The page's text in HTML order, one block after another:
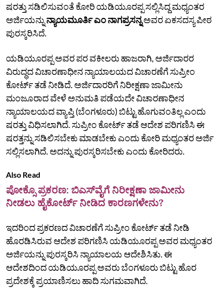
ಷರತ್ತು ಸಡಿಲಿಸುವಂತೆ ಕೋರಿ ಯಡಿಯೂರಪ್ಪ ಸಲ್ಲಿಸಿದ್ದ ಮಧ್ಯಂತರ
ಅರ್ಜಿಯನ್ನುನ್ಯಾಯಮೂರ್ತಿ ಎಂ ನಾಗಪ್ರಸನ್ನಅವರ ಏಕಸದಸ್ಯ ಪೀಠ
ಪುರಸ್ಕರಿಸಿದೆ.
ಯಡಿಯೂರಪ್ಪ ಅವರ‌ ಪರ ವಕೀಲರು ಹಾಜರಾಗಿ, ಅರ್ಜಿದಾರರ
ವಿರುದ್ಧದ ವಿಚಾರಣಾಧೀನ ನ್ಯಾಯಾಲಯದ ವಿಚಾರಣೆಗೆ‌ ಸುಪ್ರೀಂ
ಕೋರ್ಟ್ ತಡೆ ನೀಡಿದೆ. ಅರ್ಜಿದಾರರಿಗೆ ನಿರೀಕ್ಷಣಾ ಜಾಮೀನು
ಮಂಜೂರಾದ ವೇಳೆ ಅನುಮತಿ ಪಡೆಯದೇ ವಿಚಾರಣಾಧೀನ
ನ್ಯಾಯಾಲಯದ ವ್ಯಾಪ್ತಿ (ಬೆಂಗಳೂರು) ಬಿಟ್ಟು ಹೊಗುವಂತಿಲ್ಲ ಎಂದು
ಷರತ್ತು ವಿಧಿಸಲಾಗಿದೆ. ಸುಪ್ರೀಂ ಕೋರ್ಟ್ ತಡೆ ಆದೇಶ ಪರಿಗಣಿಸಿ‌ ಈ
ಷರತ್ತನ್ನು ಸಡಿಲಿಸಬೇಕು ಮಾಡಬೇಕು ಎಂದು ಕೋರಿ‌ ಮಧ್ಯಂತರ ಅರ್ಜಿ
ಸಲ್ಲಿಸಲಾಗಿದೆ. ಅದನ್ನು ಪುರಸ್ಕರಿಸಬೇಕು ಎಂದು ಕೋರಿದರು.
Also Read
ಪೋಕ್ಸೊ ಪ್ರಕರಣ: ಬಿಎಸ್‌ವೈಗೆ ನಿರೀಕ್ಷಣಾ ಜಾಮೀನು
ನೀಡಲು ಹೈಕೋರ್ಟ್‌ ನೀಡಿದ ಕಾರಣಗಳೇನು?
ಇದರಿಂದ ಪ್ರಕರಣದ ವಿಚಾರಣೆಗೆ ಸುಪ್ರೀಂ ಕೋರ್ಟ್ ತಡೆ ನೀಡಿ
ಹೊರಡಿಸಿರುವ ಆದೇಶ ಪರಿಗಣಿಸಿ ಯಡಿಯೂರಪ್ಪ ಅವರ ಮಧ್ಯಂತರ
ಅರ್ಜಿಯನ್ನು ಪುರಸ್ಕರಿಸಿ ನ್ಯಾಯಾಲಯ ಆದೇಶಿಸಿತು. ಈ
ಆದೇಶದಿಂದ ಯಡಿಯೂರಪ್ಪ ಅವರು ಬೆಂಗಳೂರು ಬಿಟ್ಟು ಹೊರ
ಪ್ರದೇಶಕ್ಕೆ ಪ್ರಯಾಣಿಸಲು ಹಾದಿ ಸುಗಮವಾಗಿದೆ.